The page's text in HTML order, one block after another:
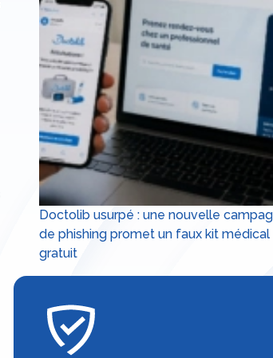
Doctolib usurpé : une nouvelle
de phishing promet un faux kit médical
gratuit